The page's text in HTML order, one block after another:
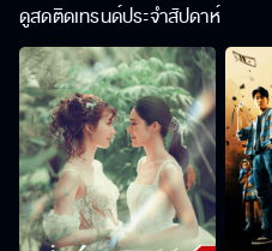
ดูสดติดเทรนด์ประจำสัปดาห์